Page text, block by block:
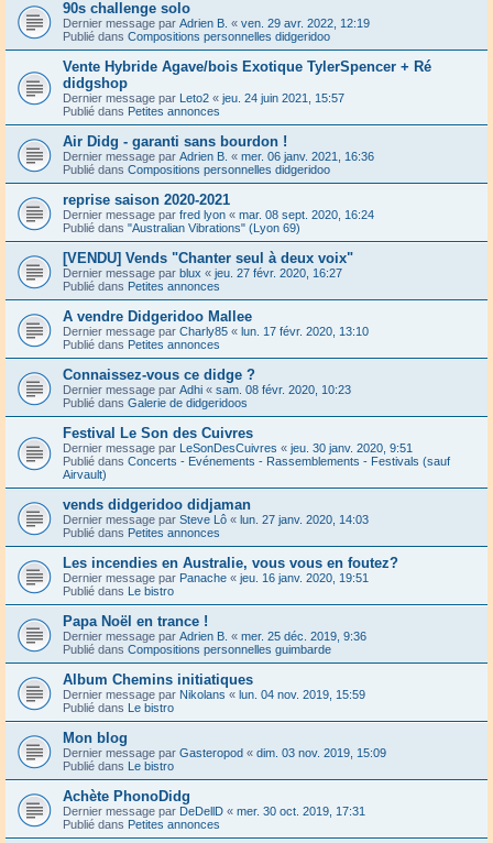
90s challenge solo
Dernier message par Adrien B. « ven. 29 avr. 2022, 12:19
Publié dans Compositions personnelles didgeridoo
Vente Hybride Agave/bois Exotique TylerSpencer + Ré
didgshop
Dernier message par Leto2 « jeu. 24 juin 2021, 15:57
Publié dans Petites annonces
Air Didg - garanti sans bourdon !
Dernier message par Adrien B. « mer. 06 janv. 2021, 16:36
Publié dans Compositions personnelles didgeridoo
reprise saison 2020-2021
Dernier message par fred lyon « mar. 08 sept. 2020, 16:24
Publié dans "Australian Vibrations" (Lyon 69)
[VENDU] Vends "Chanter seul à deux voix"
Dernier message par blux « jeu. 27 févr. 2020, 16:27
Publié dans Petites annonces
A vendre Didgeridoo Mallee
Dernier message par Charly85 « lun. 17 févr. 2020, 13:10
Publié dans Petites annonces
Connaissez-vous ce didge ?
Dernier message par Adhi « sam. 08 févr. 2020, 10:23
Publié dans Galerie de didgeridoos
Festival Le Son des Cuivres
Dernier message par LeSonDesCuivres « jeu. 30 janv. 2020, 9:51
Publié dans Concerts - Evénements - Rassemblements - Festivals (sauf
Airvault)
vends didgeridoo didjaman
Dernier message par Steve Lô « lun. 27 janv. 2020, 14:03
Publié dans Petites annonces
Les incendies en Australie, vous vous en foutez?
Dernier message par Panache « jeu. 16 janv. 2020, 19:51
Publié dans Le bistro
Papa Noël en trance !
Dernier message par Adrien B. « mer. 25 déc. 2019, 9:36
Publié dans Compositions personnelles guimbarde
Album Chemins initiatiques
Dernier message par Nikolans « lun. 04 nov. 2019, 15:59
Publié dans Le bistro
Mon blog
Dernier message par Gasteropod « dim. 03 nov. 2019, 15:09
Publié dans Le bistro
Achète PhonoDidg
Dernier message par DeDellD « mer. 30 oct. 2019, 17:31
Publié dans Petites annonces